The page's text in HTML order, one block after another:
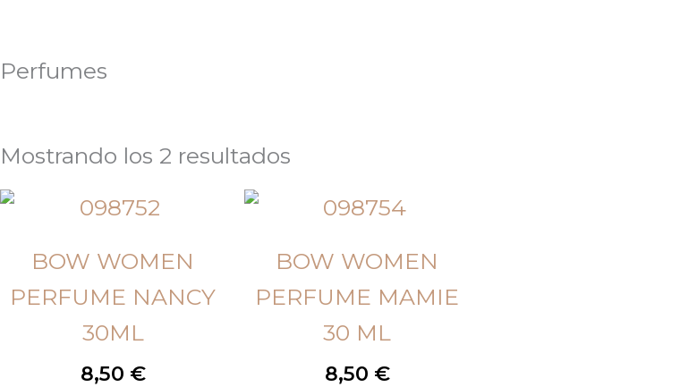
Perfumes
Mostrando los 2 resultados
BOW WOMEN
PERFUME NANCY
30ML
8,50 €
BOW WOMEN
PERFUME MAMIE
30 ML
8,50 €